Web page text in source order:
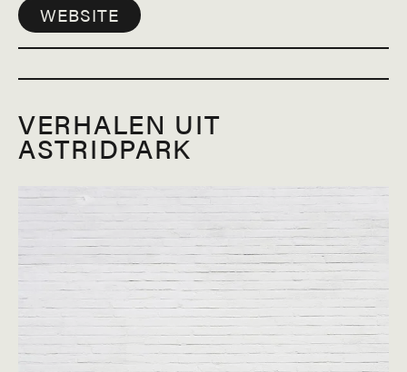
WEBSITE
VERHALEN UIT
ASTRIDPARK